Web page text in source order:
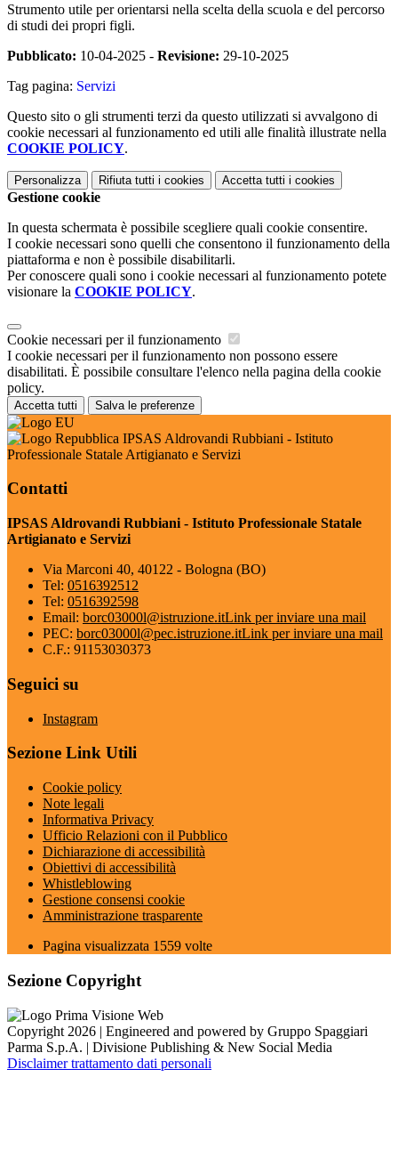
Strumento utile per orientarsi nella scelta della scuola e del percorso
di studi dei propri figli.
Pubblicato: 10-04-2025 - Revisione: 29-10-2025
Tag pagina: Servizi
Questo sito o gli strumenti terzi da questo utilizzati si avvalgono di
cookie necessari al funzionamento ed utili alle finalità illustrate nella
COOKIE POLICY.
Personalizza Rifiuta tutti i cookies Accetta tutti i cookies
Gestione cookie
In questa schermata è possibile scegliere quali cookie consentire.
I cookie necessari sono quelli che consentono il funzionamento della
piattaforma e non è possibile disabilitarli.
Per conoscere quali sono i cookie necessari al funzionamento potete
visionare la COOKIE POLICY.
Cookie necessari per il funzionamento
I cookie necessari per il funzionamento non possono essere
disabilitati. È possibile consultare l'elenco nella pagina della cookie
policy.
Accetta tutti Salva le preferenze
IPSAS Aldrovandi Rubbiani - Istituto
Professionale Statale Artigianato e Servizi
Contatti
IPSAS Aldrovandi Rubbiani - Istituto Professionale Statale
Artigianato e Servizi
Via Marconi 40, 40122 - Bologna (BO)
Tel: 0516392512
Tel: 0516392598
Email: borc03000l@istruzione.itLink per inviare una mail
PEC: borc03000l@pec.istruzione.itLink per inviare una mail
C.F.: 91153030373
Seguici su
Instagram
Sezione Link Utili
Cookie policy
Note legali
Informativa Privacy
Ufficio Relazioni con il Pubblico
Dichiarazione di accessibilità
Obiettivi di accessibilità
Whistleblowing
Gestione consensi cookie
Amministrazione trasparente
Pagina visualizzata 1559 volte
Sezione Copyright
Copyright 2026 | Engineered and powered by Gruppo Spaggiari
Parma S.p.A. | Divisione Publishing & New Social Media
Disclaimer trattamento dati personali